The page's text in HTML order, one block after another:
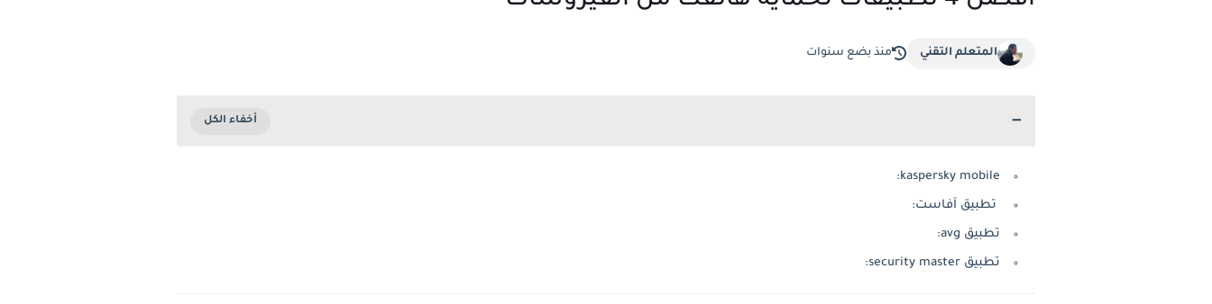
المتعلم التقني منذ بضع سنوات
kaspersky mobile:
تطبيق آفاست:
تطبيق avg:
تطبيق security master: